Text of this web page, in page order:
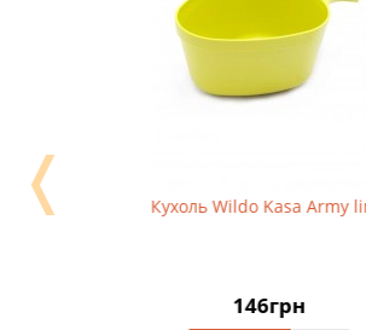
Кухоль Wildo Kasa Army lime
146грн
❬